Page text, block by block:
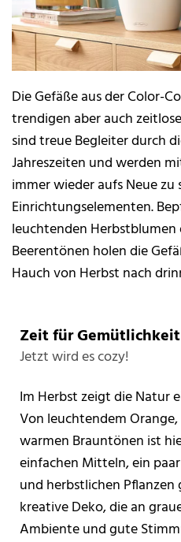
Die Gefäße aus der Color-
trendigen aber auch
sind treue Begleiter durch
Jahreszeiten und werden
immer wieder aufs Neue zu
Einrichtungselementen.
leuchtenden
Beerentönen holen die
Hauch von Herbst nach
Zeit für Gemütlichkeit
Jetzt wird es cozy!
Im Herbst zeigt die Natur
Von leuchtendem
warmen Brauntönen ist
einfachen Mitteln, ein
und herbstlichen
kreative Deko, die an
Ambiente und gute